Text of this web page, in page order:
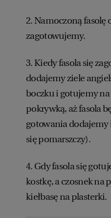
2. Namoczoną fasolę
zagotowujemy.
3. Kiedy fasola się
dodajemy ziele
boczku i gotujemy
pokrywką, aż fasola
gotowania dodajemy
się pomarszczy).
4. Gdy fasola się
kostkę, a czosnek na
kiełbasę na plasterki.